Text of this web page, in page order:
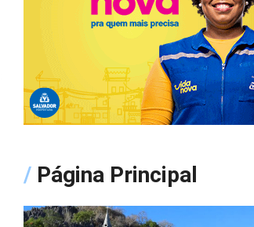
/ Página Principal